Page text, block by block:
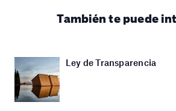
También te puede
Ley de Transparencia